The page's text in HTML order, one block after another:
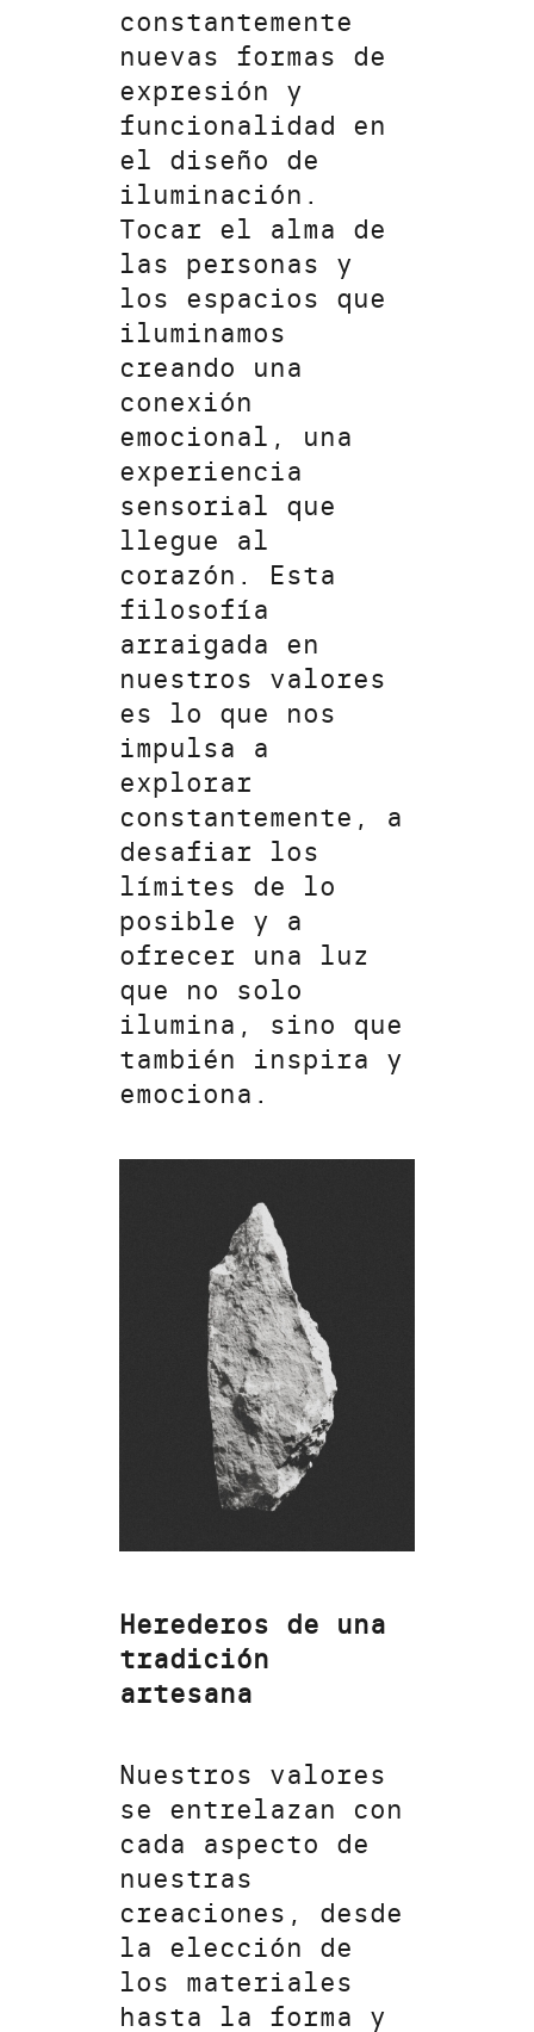
constantemente
nuevas formas de
expresión y
funcionalidad en
el diseño de
iluminación.
Tocar el alma de
las personas y
los espacios que
iluminamos
creando una
conexión
emocional, una
experiencia
sensorial que
llegue al
corazón. Esta
filosofía
arraigada en
nuestros valores
es lo que nos
impulsa a
explorar
constantemente, a
desafiar los
límites de lo
posible y a
ofrecer una luz
que no solo
ilumina, sino que
también inspira y
emociona.
Herederos de una
tradición
artesana
Nuestros valores
se entrelazan con
cada aspecto de
nuestras
creaciones, desde
la elección de
los materiales
hasta la forma y